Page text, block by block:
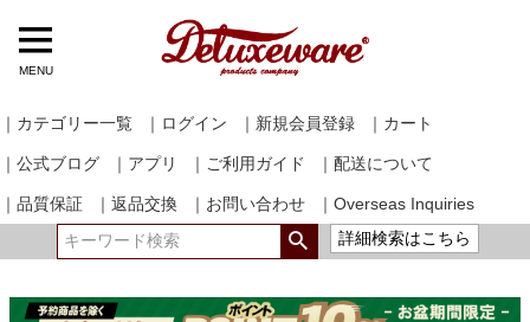
MENU
｜カテゴリー一覧 ｜ログイン ｜新規会員登録 ｜カート
｜公式ブログ ｜アプリ ｜ご利用ガイド ｜配送について
｜品質保証 ｜返品交換 ｜お問い合わせ
｜Overseas Inquiries
詳細検索はこちら